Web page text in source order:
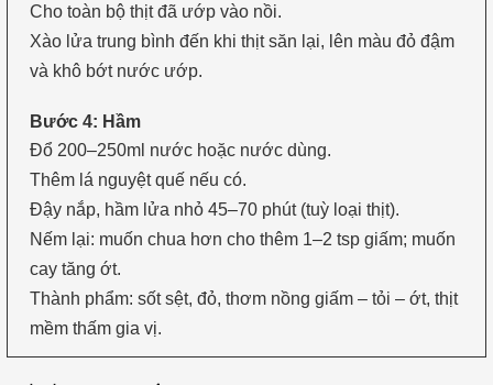
Cho toàn bộ thịt đã ướp vào nồi.
Xào lửa trung bình đến khi thịt săn lại, lên màu đỏ đậm
và khô bớt nước ướp.
Bước 4: Hầm
Đổ 200–250ml nước hoặc nước dùng.
Thêm lá nguyệt quế nếu có.
Đậy nắp, hầm lửa nhỏ 45–70 phút (tuỳ loại thịt).
Nếm lại: muốn chua hơn cho thêm 1–2 tsp giấm; muốn
cay tăng ớt.
Thành phẩm: sốt sệt, đỏ, thơm nồng giấm – tỏi – ớt, thịt
mềm thấm gia vị.